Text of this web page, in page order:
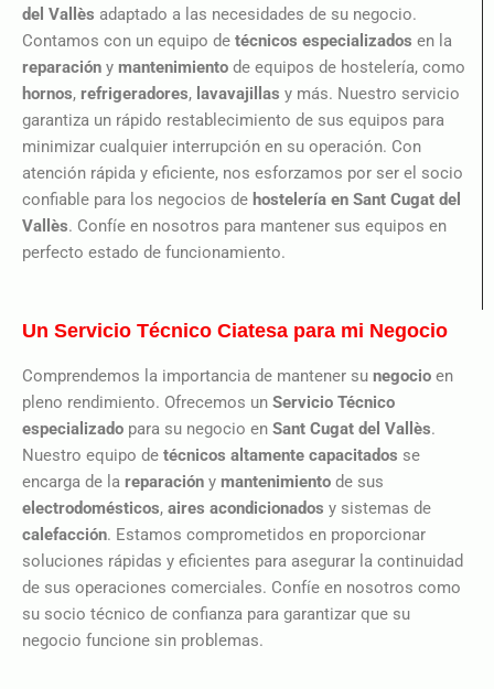
del Vallès adaptado a las necesidades de su negocio.
Contamos con un equipo de técnicos especializados en la
reparación y mantenimiento de equipos de hostelería, como
hornos, refrigeradores, lavavajillas y más. Nuestro servicio
garantiza un rápido restablecimiento de sus equipos para
minimizar cualquier interrupción en su operación. Con
atención rápida y eficiente, nos esforzamos por ser el socio
confiable para los negocios de hostelería en Sant Cugat del
Vallès. Confíe en nosotros para mantener sus equipos en
perfecto estado de funcionamiento.
Un Servicio Técnico Ciatesa para mi Negocio
Comprendemos la importancia de mantener su negocio en
pleno rendimiento. Ofrecemos un Servicio Técnico
especializado para su negocio en Sant Cugat del Vallès.
Nuestro equipo de técnicos altamente capacitados se
encarga de la reparación y mantenimiento de sus
electrodomésticos, aires acondicionados y sistemas de
calefacción. Estamos comprometidos en proporcionar
soluciones rápidas y eficientes para asegurar la continuidad
de sus operaciones comerciales. Confíe en nosotros como
su socio técnico de confianza para garantizar que su
negocio funcione sin problemas.